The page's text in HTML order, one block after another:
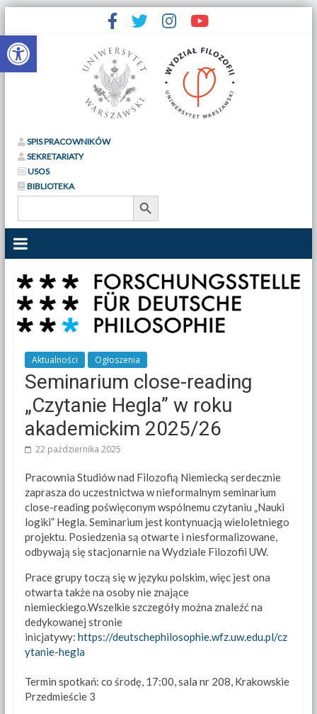
Otwórz pasek narzędzi
SPIS PRACOWNIKÓW
SEKRETARIATY
USOS
BIBLIOTEKA
Search
Search Button
Aktualności Ogłoszenia
Seminarium close-reading
„Czytanie Hegla” w roku
akademickim 2025/26
22 października 2025
Pracownia Studiów nad Filozofią Niemiecką serdecznie
zaprasza do uczestnictwa w nieformalnym seminarium
close-reading poświęconym wspólnemu czytaniu „Nauki
logiki” Hegla. Seminarium jest kontynuacją wieloletniego
projektu. Posiedzenia są otwarte i niesformalizowane,
odbywają się stacjonarnie na Wydziale Filozofii UW.
Prace grupy toczą się w języku polskim, więc jest ona
otwarta także na osoby nie znające
niemieckiego.Wszelkie szczegóły można znaleźć na
dedykowanej stronie
inicjatywy: https://deutschephilosophie.wfz.uw.edu.pl/cz
ytanie-hegla
Termin spotkań: co środę, 17:00, sala nr 208, Krakowskie
Przedmieście 3